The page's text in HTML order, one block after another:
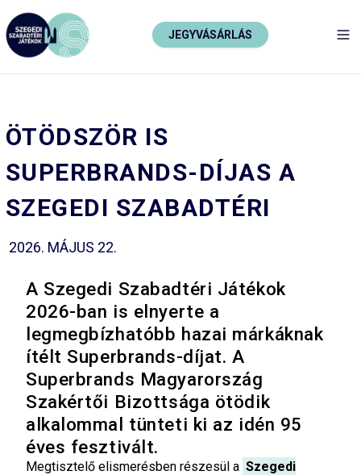
JEGYVÁSÁRLÁS
ÖTÖDSZÖR IS
SUPERBRANDS-DÍJAS A
SZEGEDI SZABADTÉRI
2026. MÁJUS 22.
A Szegedi Szabadtéri Játékok
2026-ban is elnyerte a
legmegbízhatóbb hazai márkáknak
ítélt Superbrands-díjat. A
Superbrands Magyarország
Szakértői Bizottsága ötödik
alkalommal tünteti ki az idén 95
éves fesztivált.
Megtisztelő elismerésben részesül a Szegedi